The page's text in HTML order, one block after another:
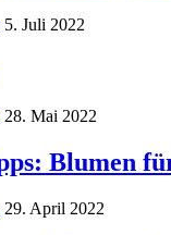
5. Juli 2022
28. Mai 2022
Blumen
29. April 2022